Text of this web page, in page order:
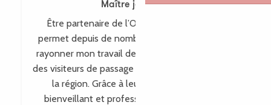
Maître joaillière
Être partenaire de l’Office de Tourisme me
permet depuis de nombreuses années de faire
rayonner mon travail de maître-joaillière auprès
des visiteurs de passage comme des habitants de
la région. Grâce à leur accompagnement
bienveillant et professionnel, mes créations